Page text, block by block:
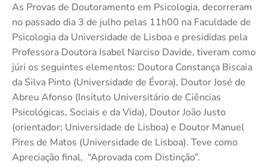
As Provas de Doutoramento em Psicologia, decorreram
no passado dia 3 de julho pelas 11h00 na Faculdade de
Psicologia da Universidade de Lisboa e presididas pela
Professora Doutora Isabel Narciso Davide, tiveram como
júri os seguintes elementos: Doutora Constança Biscaia
da Silva Pinto (Universidade de Évora), Doutor José de
Abreu Afonso (Insituto Universitário de Ciências
Psicológicas, Sociais e da Vida), Doutor João Justo
(orientador; Universidade de Lisboa) e Doutor Manuel
Pires de Matos (Universidade de Lisboa). Teve como
Apreciação final, “Aprovada com Distinção”.